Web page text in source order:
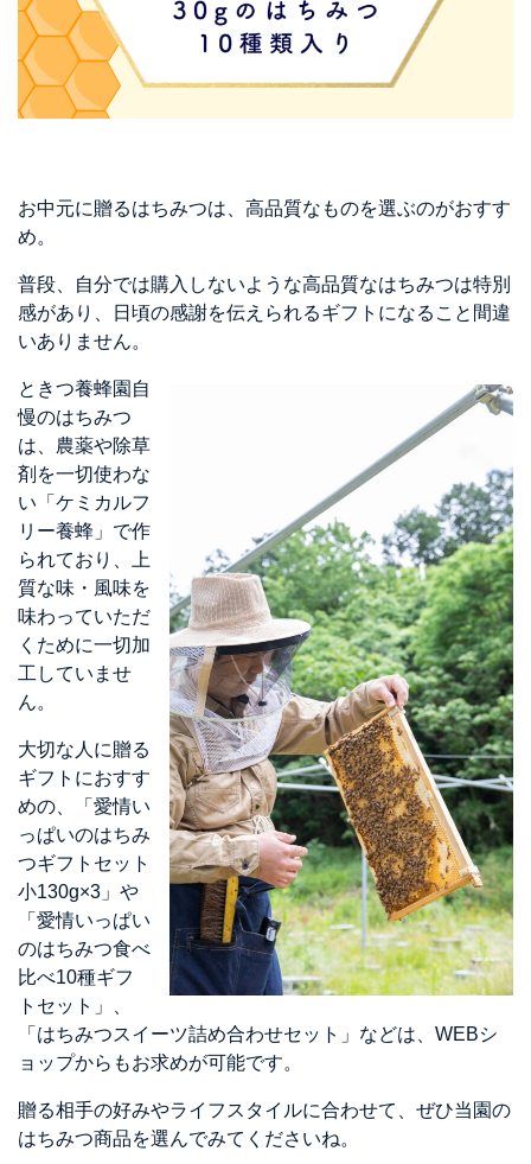
お中元に贈るはちみつは、高品質なものを選ぶのがおすす
め。
普段、自分では購入しないような高品質なはちみつは特別
感があり、日頃の感謝を伝えられるギフトになること間違
いありません。
ときつ養蜂園自
慢のはちみつ
は、農薬や除草
剤を一切使わな
い「ケミカルフ
リー養蜂」で作
られており、上
質な味・風味を
味わっていただ
くために一切加
工していませ
ん。
大切な人に贈る
ギフトにおすす
めの、「愛情い
っぱいのはちみ
つギフトセット
小130g×3」や
「愛情いっぱい
のはちみつ食べ
比べ10種ギフ
トセット」、
「はちみつスイーツ詰め合わせセット」などは、WEBシ
ョップからもお求めが可能です。
贈る相手の好みやライフスタイルに合わせて、ぜひ当園の
はちみつ商品を選んでみてくださいね。